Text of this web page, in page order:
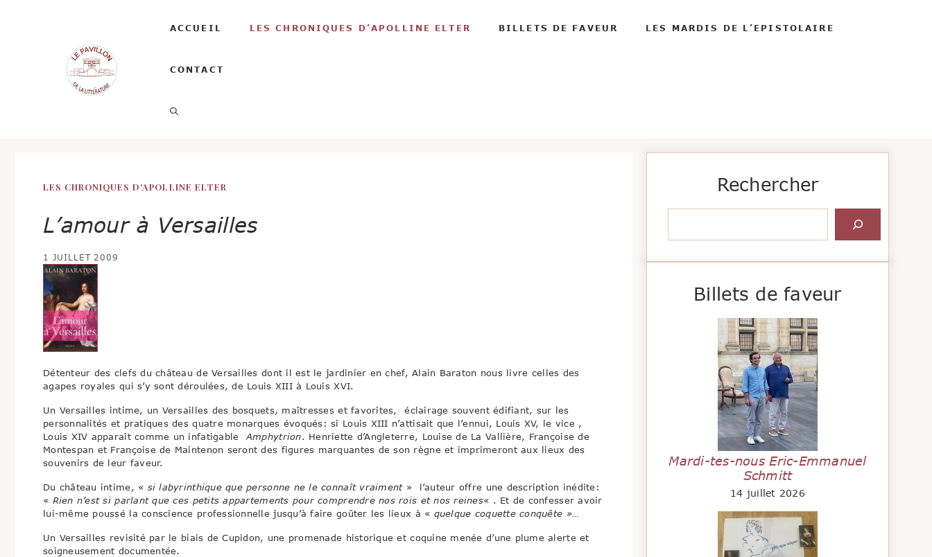
ACCUEIL LES CHRONIQUES D’APOLLINE ELTER BILLETS DE FAVEUR LES MARDIS DE L’EPISTOLAIRE
CONTACT
LES CHRONIQUES D'APOLLINE ELTER
L’amour à Versailles
1 JUILLET 2009
Détenteur des clefs du château de Versailles dont il est le jardinier en chef, Alain Baraton nous livre celles des
agapes royales qui s’y sont déroulées, de Louis XIII à Louis XVI.
Un Versailles intime, un Versailles des bosquets, maîtresses et favorites, éclairage souvent édifiant, sur les
personnalités et pratiques des quatre monarques évoqués: si Louis XIII n’attisait que l’ennui, Louis XV, le vice ,
Louis XIV apparaît comme un infatigable Amphytrion. Henriette d’Angleterre, Louise de La Vallière, Françoise de
Montespan et Françoise de Maintenon seront des figures marquantes de son règne et imprimeront aux lieux des
souvenirs de leur faveur.
Du château intime, « si labyrinthique que personne ne le connaît vraiment» l’auteur offre une description inédite:
« Rien n’est si parlant que ces petits appartements pour comprendre nos rois et nos reines« . Et de confesser avoir
lui-même poussé la conscience professionnelle jusqu’à faire goûter les lieux à « quelque coquette conquête »…
Un Versailles revisité par le biais de Cupidon, une promenade historique et coquine menée d’une plume alerte et
soigneusement documentée.
Rechercher
Billets de faveur
Mardi-tes-nous Eric-Emmanuel
Schmitt
14 juillet 2026